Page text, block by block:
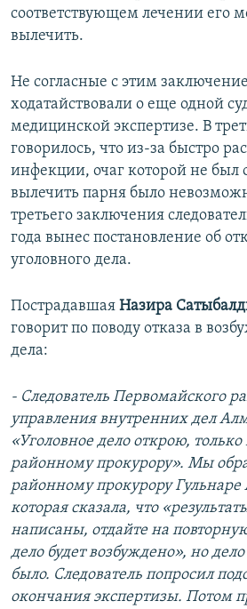
соответствующем лечении его
вылечить.
Не согласные с этим
ходатайствовали о еще одной
медицинской экспертизе. В
говорилось, что из-за быстро
инфекции, очаг которой не был
вылечить парня было
третьего заключения
года вынес постановление об
уголовного дела.
Пострадавшая Назира
говорит по поводу отказа в
дела:
- Следователь Первомайского
управления внутренних дел
«Уголовное дело открою,
районному прокурору». Мы
районному прокурору
которая сказала, что
написаны, отдайте на
дело будет возбуждено», но
было. Следователь попросил
окончания экспертизы. Потом